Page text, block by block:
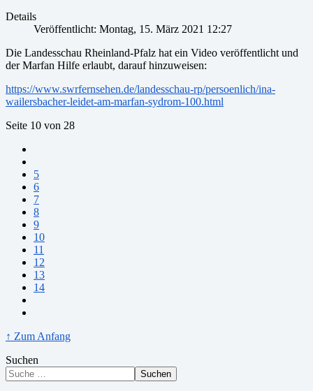
Details
Veröffentlicht: Montag, 15. März 2021 12:27
Die Landesschau Rheinland-Pfalz hat ein Video veröffentlicht und
der Marfan Hilfe erlaubt, darauf hinzuweisen:
https://www.swrfernsehen.de/landesschau-rp/persoenlich/ina-
wailersbacher-leidet-am-marfan-sydrom-100.html
Seite 10 von 28
5
6
7
8
9
10
11
12
13
14
↑ Zum Anfang
Suchen
Suchen